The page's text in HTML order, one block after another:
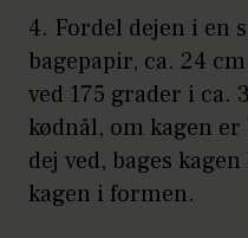
4. Fordel dejen i en
bagepapir, ca. 24
ved 175 grader i ca.
kødnål, om kagen
dej ved, bages
kagen i formen.